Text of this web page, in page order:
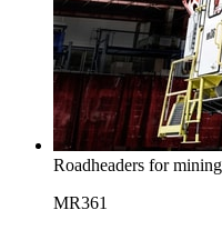
Roadheaders for mining
MR361